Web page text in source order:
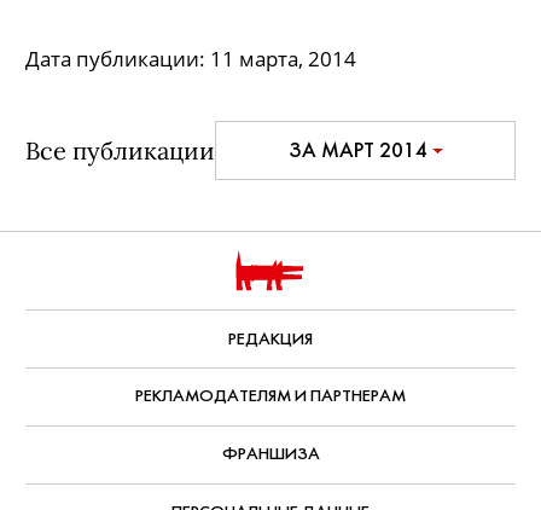
Дата публикации: 11 марта, 2014
Все публикации ЗА МАРТ 2014
РЕДАКЦИЯ
РЕКЛАМОДАТЕЛЯМ И ПАРТНЕРАМ
ФРАНШИЗА